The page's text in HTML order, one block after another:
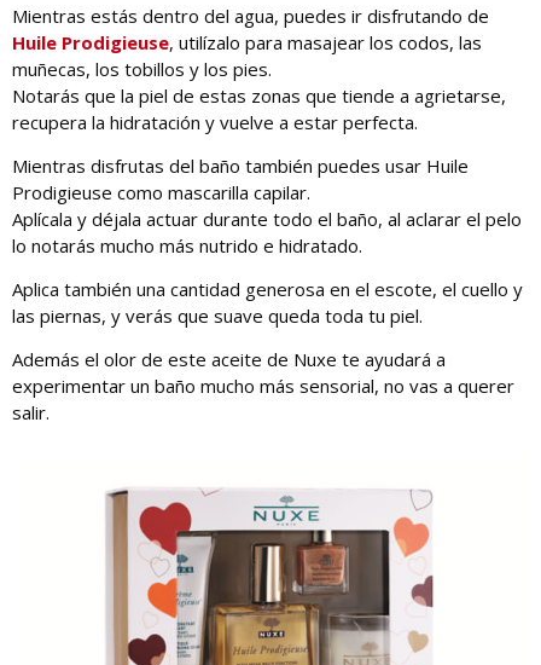
Mientras estás dentro del agua, puedes ir disfrutando de
Huile Prodigieuse, utilízalo para masajear los codos, las
muñecas, los tobillos y los pies.
Notarás que la piel de estas zonas que tiende a agrietarse,
recupera la hidratación y vuelve a estar perfecta.
Mientras disfrutas del baño también puedes usar Huile
Prodigieuse como mascarilla capilar.
Aplícala y déjala actuar durante todo el baño, al aclarar el pelo
lo notarás mucho más nutrido e hidratado.
Aplica también una cantidad generosa en el escote, el cuello y
las piernas, y verás que suave queda toda tu piel.
Además el olor de este aceite de Nuxe te ayudará a
experimentar un baño mucho más sensorial, no vas a querer
salir.